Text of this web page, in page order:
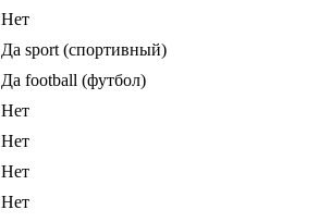
Нет
Да sport (спортивный)
Да football (футбол)
Нет
Нет
Нет
Нет